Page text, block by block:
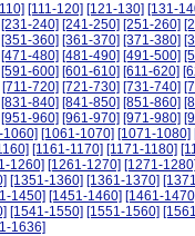
[111-120] [121-130] [131-
[231-240] [241-250] [251-260]
[351-360] [361-370] [371-380]
[471-480] [481-490] [491-500]
[591-600] [601-610] [611-620]
[711-720] [721-730] [731-740]
[831-840] [841-850] [851-860]
[951-960] [961-970] [971-980]
1060] [1061-1070] [1071-1080]
[1161-1170] [1171-1180]
1260] [1261-1270] [1271-1280]
[1351-1360] [1361-1370]
1450] [1451-1460] [1461-
[1541-1550] [1551-1560]
1636]